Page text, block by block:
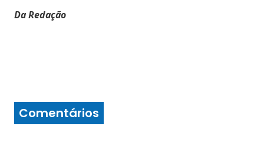
Da Redação
Comentários